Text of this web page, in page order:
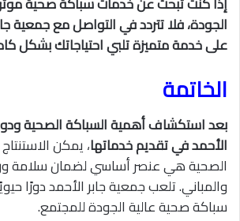
الجودة، فلا تتردد في التواصل مع جمعية
على خدمة متميزة تلبي احتياجاتك بشكل
الخاتمة
بعد استكشاف أهمية السباكة الصحية
الأحمد في تقديم خدماتها، يمكن
الصحية هي عنصر أساسي لضمان سلامة
والمباني. تلعب جمعية جابر الأحمد دورًا
سباكة صحية عالية الجودة للمجتمع.